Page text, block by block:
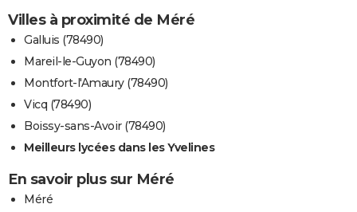
Villes à proximité de Méré
Galluis (78490)
Mareil-le-Guyon (78490)
Montfort-l'Amaury (78490)
Vicq (78490)
Boissy-sans-Avoir (78490)
Meilleurs lycées dans les Yvelines
En savoir plus sur Méré
Méré